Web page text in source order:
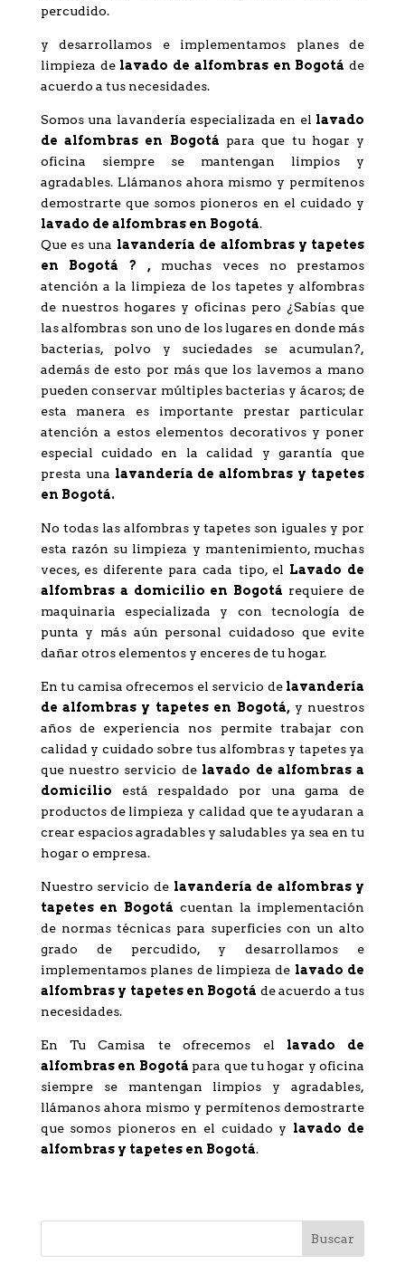
percudido.
y desarrollamos e implementamos planes de
limpieza de lavado de alfombras en Bogotá de
acuerdo a tus necesidades.
Somos una lavandería especializada en el lavado
de alfombras en Bogotá para que tu hogar y
oficina siempre se mantengan limpios y
agradables. Llámanos ahora mismo y permítenos
demostrarte que somos pioneros en el cuidado y
lavado de alfombras en Bogotá.
Que es una lavandería de alfombras y tapetes
en Bogotá ? , muchas veces no prestamos
atención a la limpieza de los tapetes y alfombras
de nuestros hogares y oficinas pero ¿Sabías que
las alfombras son uno de los lugares en donde más
bacterias, polvo y suciedades se acumulan?,
además de esto por más que los lavemos a mano
pueden conservar múltiples bacterias y ácaros; de
esta manera es importante prestar particular
atención a estos elementos decorativos y poner
especial cuidado en la calidad y garantía que
presta una lavandería de alfombras y tapetes
en Bogotá.
No todas las alfombras y tapetes son iguales y por
esta razón su limpieza y mantenimiento, muchas
veces, es diferente para cada tipo, el Lavado de
alfombras a domicilio en Bogotá requiere de
maquinaria especializada y con tecnología de
punta y más aún personal cuidadoso que evite
dañar otros elementos y enceres de tu hogar.
En tu camisa ofrecemos el servicio de lavandería
de alfombras y tapetes en Bogotá, y nuestros
años de experiencia nos permite trabajar con
calidad y cuidado sobre tus alfombras y tapetes ya
que nuestro servicio de lavado de alfombras a
domicilio está respaldado por una gama de
productos de limpieza y calidad que te ayudaran a
crear espacios agradables y saludables ya sea en tu
hogar o empresa.
Nuestro servicio de lavandería de alfombras y
tapetes en Bogotá cuentan la implementación
de normas técnicas para superficies con un alto
grado de percudido, y desarrollamos e
implementamos planes de limpieza de lavado de
alfombras y tapetes en Bogotá de acuerdo a tus
necesidades.
En Tu Camisa te ofrecemos el lavado de
alfombras en Bogotá para que tu hogar y oficina
siempre se mantengan limpios y agradables,
llámanos ahora mismo y permítenos demostrarte
que somos pioneros en el cuidado y lavado de
alfombras y tapetes en Bogotá.